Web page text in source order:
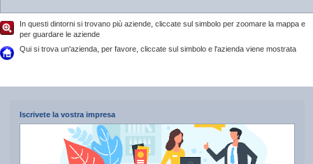
In questi dintorni si trovano più aziende, cliccate sul simbolo per zoomare la mappa e
per guardare le aziende
Qui si trova un'azienda, per favore, cliccate sul simbolo e l'azienda viene mostrata
Iscrivete la vostra impresa